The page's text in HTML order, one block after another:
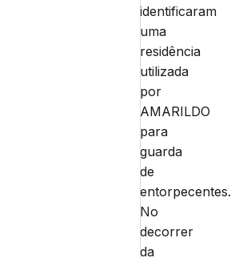
identificaram
uma
residência
utilizada
por
AMARILDO
para
guarda
de
entorpecentes.
No
decorrer
da